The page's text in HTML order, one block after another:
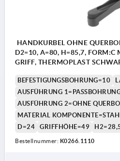
HANDKURBEL OHNE
D2=10, A=80, H=85,7, FORM:C
GRIFF, THERMOPLAST
BEFESTIGUNGSBOHRUNG=10
AUSFÜHRUNG
AUSFÜHRUNG 2=OHNE
MATERIAL
D=24
GRIFFHÖHE=49
Bestellnummer: K0266.1110